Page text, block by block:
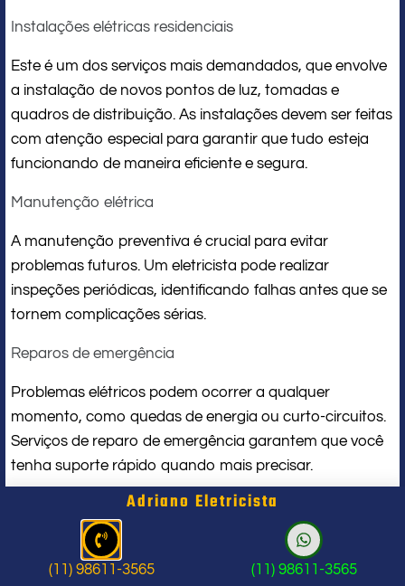
Instalações elétricas residenciais
Este é um dos serviços mais demandados, que envolve
a instalação de novos pontos de luz, tomadas e
quadros de distribuição. As instalações devem ser feitas
com atenção especial para garantir que tudo esteja
funcionando de maneira eficiente e segura.
Manutenção elétrica
A manutenção preventiva é crucial para evitar
problemas futuros. Um eletricista pode realizar
inspeções periódicas, identificando falhas antes que se
tornem complicações sérias.
Reparos de emergência
Problemas elétricos podem ocorrer a qualquer
momento, como quedas de energia ou curto-circuitos.
Serviços de reparo de emergência garantem que você
tenha suporte rápido quando mais precisar.
Iluminação residencial e comercial
Instalar e projetar sistemas de iluminação adequados,
seja para ambientes residenciais ou comerciais, é uma
Adriano Eletricista
(11) 98611-3565 (11) 98611-3565